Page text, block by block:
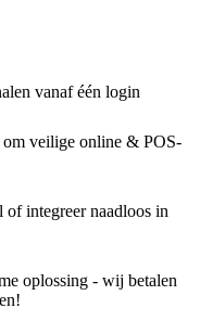
vanaf één login
om veilige online & POS-
integreer naadloos in
oplossing - wij betalen